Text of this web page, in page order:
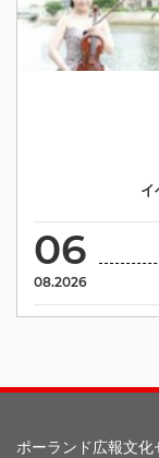
06
08.2026
イ
ポーランド広報文化